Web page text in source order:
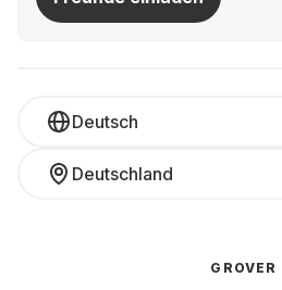
Deutsch
Deutschland
GROVER